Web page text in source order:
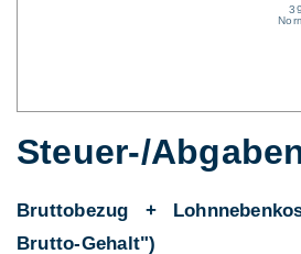
Steuer-/
Bruttobezug +
Brutto-Gehalt")